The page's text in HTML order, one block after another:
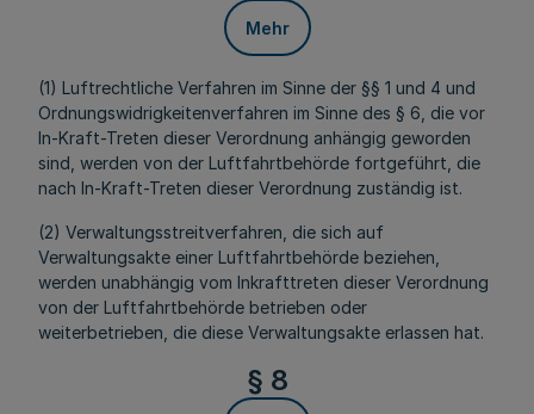
Mehr
(1) Luftrechtliche Verfahren im Sinne der §§ 1 und 4 und
Ordnungswidrigkeitenverfahren im Sinne des § 6, die vor
In-Kraft-Treten dieser Verordnung anhängig geworden
sind, werden von der Luftfahrtbehörde fortgeführt, die
nach In-Kraft-Treten dieser Verordnung zuständig ist.
(2) Verwaltungsstreitverfahren, die sich auf
Verwaltungsakte einer Luftfahrtbehörde beziehen,
werden unabhängig vom Inkrafttreten dieser Verordnung
von der Luftfahrtbehörde betrieben oder
weiterbetrieben, die diese Verwaltungsakte erlassen hat.
§ 8